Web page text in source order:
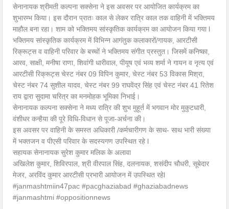
सेनानायक श्रीमती कल्पना सक्सेना ने इस अवसर पर आयोजित कार्यक्रम का
शुभारम्भ किया। इस दौरान प्रातः काल से लेकर रात्रि काल तक वाहिनी में भक्तिमय
माहौल बना रहा। शाम को भक्तिमय सांस्कृतिक कार्यक्रम का आयोजन किया गया l
भक्तिमय सांस्कृतिक कार्यक्रम में विभिन्न आगंतुक कलाकारों/गायक, आरटीसी
रिक्रूट्स व वाहिनी परिवार के बच्चों ने भक्तिमय संगीत प्रस्तुत। जिसमें कनिष्का,
आरव, साक्षी, मनीषा राणा, शिवांगी धारीवाल, पीयूष एवं भव्य शर्मा ने गायन व नृत्य एवं
आरटीसी रिक्रूट्स चेस्ट नंबर 09 विपिन कुमार, चेस्ट नंबर 53 विकास मिश्रा,
चेस्ट नंबर 74 सुशील यादव, चेस्ट नंबर 99 राघवेंद्र सिंह एवं चेस्ट नंबर 41 रितेश
राय द्वारा सुदामा चरित्र का मनमोहक भूमिका निभाई।
सेनानायक कल्पना सक्सेना ने मध्य रात्रि की शुभ मुहूर्त में भगवान मोर मुकुटधारी,
वंशीधर कन्हैया की पूरे विधि-विधान से पूजा-अर्चना की।
इस अवसर पर वाहिनी के समस्त अधिकारी /कर्मचारीगण के साथ- साथ भारी संख्या
में भक्तजन व पीएसी परिवार के सदस्यगण उपस्थित रहे l
सहायक सेनानायक सुरेश कुमार मलिक के अलावा
अखिलेश कुमार, शिविरपाल, श्री वीरपाल सिंह, दलनायक, शसंदीप चौधरी, सूबेदार
मेजर, अरविंद कुमार आरटीसी प्रभारी आयोजन में उपस्थित रहेl
#janmashtmiin47pac #pacghaziabad #ghaziabadnews
#janmashtmi #oppositionnews